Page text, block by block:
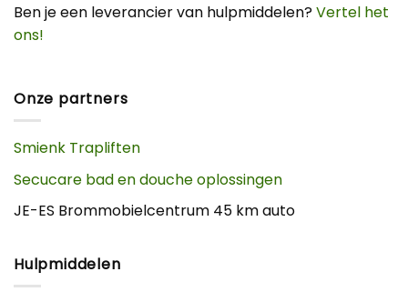
Ben je een leverancier van hulpmiddelen?Vertel het
ons!
Onze partners
Smienk Trapliften
Secucare bad en douche oplossingen
JE-ES Brommobielcentrum 45 km auto
Hulpmiddelen